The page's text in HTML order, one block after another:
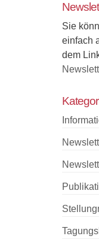
Sie
einfach
dem